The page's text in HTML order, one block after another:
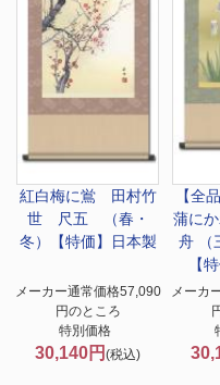
紅白梅に鴬 田村竹
世 尺五 （春・
冬）【特価】日本製
メーカー通常価格57,090
円のところ
特別価格
30,140円(税込)
【全
蒲に
舟 （
【
メーカ